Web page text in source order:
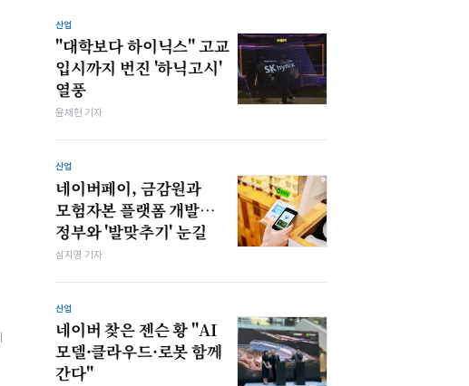
산업
"대학보다 하이닉스" 고교
입시까지 번진 '하닉고시'
열풍
윤채현 기자
산업
네이버페이, 금감원과
모험자본 플랫폼 개발…
정부와 '발맞추기' 눈길
심지영 기자
산업
네이버 찾은 젠슨 황 "AI
모델·클라우드·로봇 함께
간다"